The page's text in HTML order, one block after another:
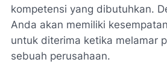
kompetensi yang dibutuhkan.
Anda akan memiliki
untuk diterima ketika melamar
sebuah perusahaan.